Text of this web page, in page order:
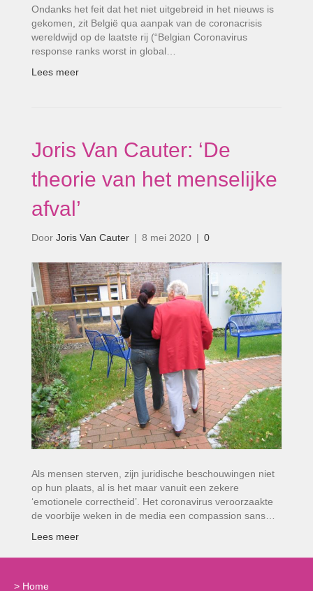
Ondanks het feit dat het niet uitgebreid in het nieuws is
gekomen, zit België qua aanpak van de coronacrisis
wereldwijd op de laatste rij (“Belgian Coronavirus
response ranks worst in global…
Lees meer
Joris Van Cauter: ‘De
theorie van het menselijke
afval’
Door Joris Van Cauter | 8 mei 2020 | 0
Als mensen sterven, zijn juridische beschouwingen niet
op hun plaats, al is het maar vanuit een zekere
‘emotionele correctheid’. Het coronavirus veroorzaakte
de voorbije weken in de media een compassion sans…
Lees meer
> Home